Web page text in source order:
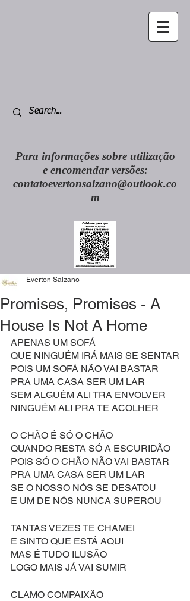
Para informações sobre utilização
e encomendar versões:
contatoevertonsalzano@outlook.co
m
Promises, Promises - A
House Is Not A Home
Everton Salzano
APENAS UM SOFÁ
QUE NINGUÉM IRÁ MAIS SE SENTAR
POIS UM SOFÁ NÃO VAI BASTAR
PRA UMA CASA SER UM LAR
SEM ALGUÉM ALI TRA ENVOLVER
NINGUÉM ALI PRA TE ACOLHER
O CHÃO É SÓ O CHÃO
QUANDO RESTA SÓ A ESCURIDÃO
POIS SÓ O CHÃO NÃO VAI BASTAR
PRA UMA CASA SER UM LAR
SE O NOSSO NÓS SE DESATOU
E UM DE NÓS NUNCA SUPEROU
TANTAS VEZES TE CHAMEI
E SINTO QUE ESTÁ AQUI
MAS É TUDO ILUSÃO
LOGO MAIS JÁ VAI SUMIR
CLAMO COMPAIXÃO